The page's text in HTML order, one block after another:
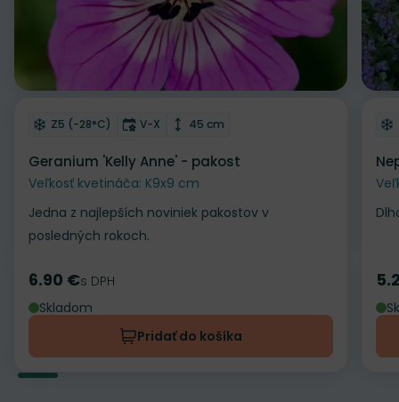
Odober do zoznamu želaní
Mrazuvzdornosť
Z5 (-28°C) Doba kvitnutia
V-X Výška rastliny
45 cm
Geranium 'Kelly Anne' - pakost
Veľkosť kvetináča: K9x9 cm
Jedna z najlepších noviniek pakostov v
posledných rokoch.
Cena
6.90 €s DPH
Skladom
Pridať do košíka